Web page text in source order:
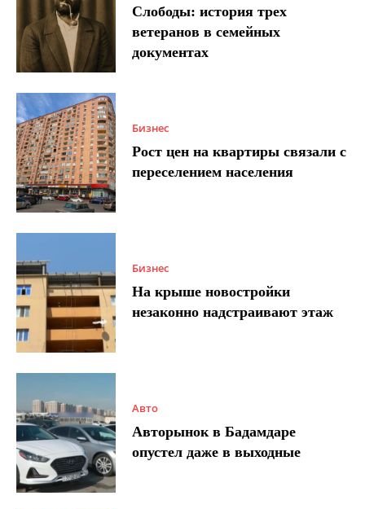
Слободы: история трех
ветеранов в семейных
документах
Бизнес
Рост цен на квартиры связали с
переселением населения
Бизнес
На крыше новостройки
незаконно надстраивают этаж
Авто
Авторынок в Бадамдаре
опустел даже в выходные